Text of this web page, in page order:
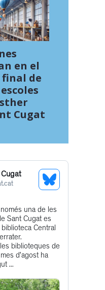
en el
de
Cugat
Cugat
See
Profile
una de les
Sant Cugat es
Central
biblioteques de
d’agost ha
...